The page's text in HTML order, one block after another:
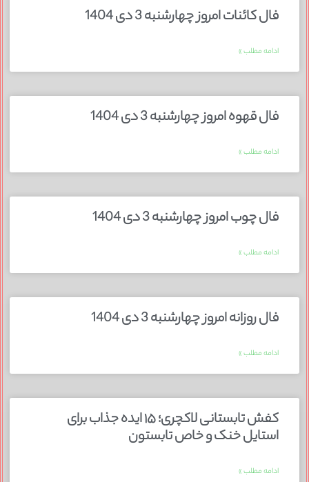
فال کائنات امروز چهارشنبه 3 دی 1404
ادامه مطلب »
فال قهوه امروز چهارشنبه 3 دی 1404
ادامه مطلب »
فال چوب امروز چهارشنبه 3 دی 1404
ادامه مطلب »
فال روزانه امروز چهارشنبه 3 دی 1404
ادامه مطلب »
کفش تابستانی لاکچری؛ ۱۵ ایده‌ جذاب برای
استایل خنک و خاص تابستون
ادامه مطلب »